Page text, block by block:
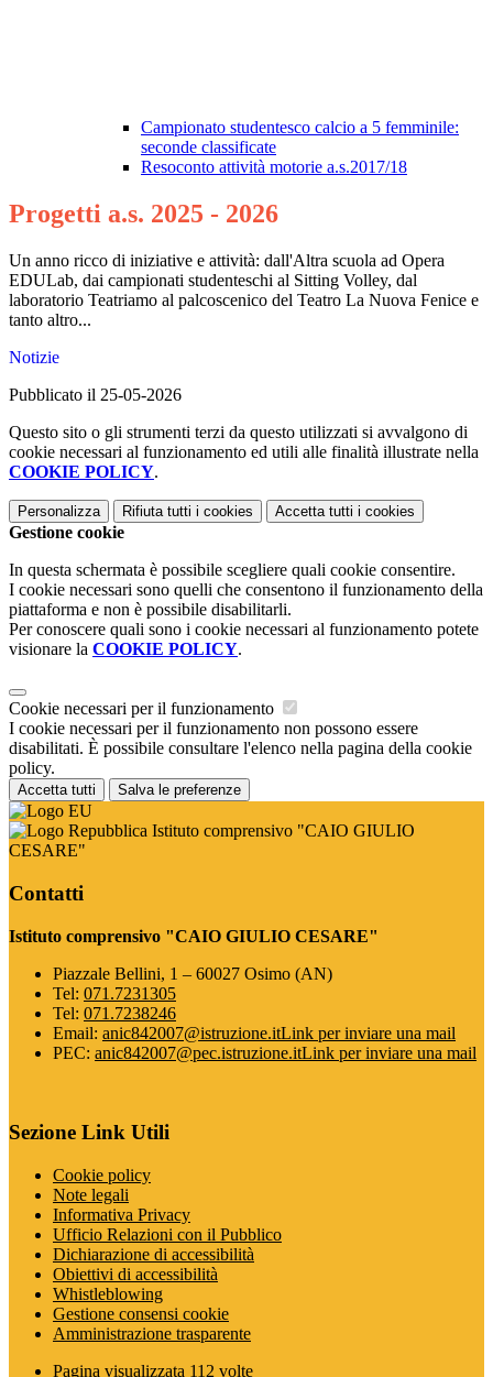
Campionato studentesco calcio a 5 femminile:
seconde classificate
Resoconto attività motorie a.s.2017/18
Progetti a.s. 2025 - 2026
Un anno ricco di iniziative e attività: dall'Altra scuola ad Opera
EDULab, dai campionati studenteschi al Sitting Volley, dal
laboratorio Teatriamo al palcoscenico del Teatro La Nuova Fenice e
tanto altro...
Notizie
Pubblicato il 25-05-2026
Questo sito o gli strumenti terzi da questo utilizzati si avvalgono di
cookie necessari al funzionamento ed utili alle finalità illustrate nella
COOKIE POLICY.
Personalizza Rifiuta tutti i cookies Accetta tutti i cookies
Gestione cookie
In questa schermata è possibile scegliere quali cookie consentire.
I cookie necessari sono quelli che consentono il funzionamento della
piattaforma e non è possibile disabilitarli.
Per conoscere quali sono i cookie necessari al funzionamento potete
visionare la COOKIE POLICY.
Cookie necessari per il funzionamento
I cookie necessari per il funzionamento non possono essere
disabilitati. È possibile consultare l'elenco nella pagina della cookie
policy.
Accetta tutti Salva le preferenze
Istituto comprensivo "CAIO GIULIO
CESARE"
Contatti
Istituto comprensivo "CAIO GIULIO CESARE"
Piazzale Bellini, 1 – 60027 Osimo (AN)
Tel: 071.7231305
Tel: 071.7238246
Email: anic842007@istruzione.itLink per inviare una mail
PEC: anic842007@pec.istruzione.itLink per inviare una mail
Sezione Link Utili
Cookie policy
Note legali
Informativa Privacy
Ufficio Relazioni con il Pubblico
Dichiarazione di accessibilità
Obiettivi di accessibilità
Whistleblowing
Gestione consensi cookie
Amministrazione trasparente
Pagina visualizzata 112 volte